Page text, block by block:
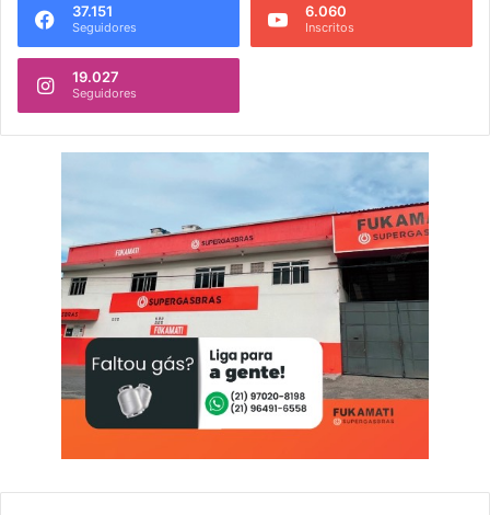
37.151
Seguidores
6.060
Inscritos
19.027
Seguidores